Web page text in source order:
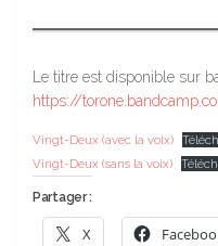
Le titre est disponible sur
https://
Vingt-Deux (avec la voix)
Vingt-Deux (sans la voix)
Partager :
X